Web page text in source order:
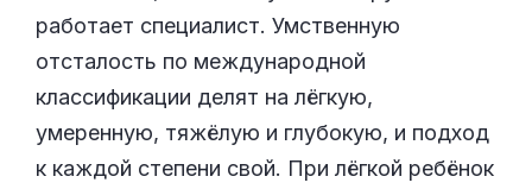
работает специалист. Умственную
отсталость по международной
классификации делят на лёгкую,
умеренную, тяжёлую и глубокую, и подход
к каждой степени свой. При лёгкой ребёнок